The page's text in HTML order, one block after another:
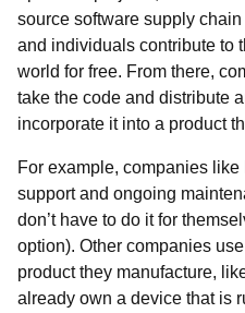
source software supply
and individuals contribute to
world for free. From there,
take the code and distribute
incorporate it into a product
For example, companies
support and ongoing
don’t have to do it for
option). Other companies
product they manufacture,
already own a device that is